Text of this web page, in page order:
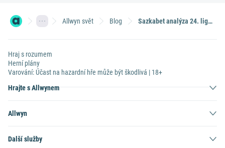
Allwyn svět Blog Sazkabet analýza 24. ligového kola
Hraj s rozumem
Herní plány
Varování: Účast na hazardní hře může být škodlivá | 18+
Hrajte s Allwynem
Allwyn
Další služby